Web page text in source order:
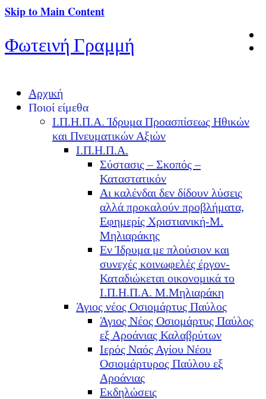
Skip to Main Content
Φωτεινή Γραμμή
Αρχική
Ποιοί είμεθα
Ι.Π.Η.Π.Α. Ίδρυμα Προασπίσεως Ηθικών
και Πνευματικών Αξιών
Ι.Π.Η.Π.Α.
Σύστασις – Σκοπός –
Καταστατικόν
Αι καλένδαι δεν δίδουν λύσεις
αλλά προκαλούν προβλήματα,
Εφημερίς Χριστιανική-Μ.
Μηλιαράκης
Εν Ίδρυμα με πλούσιον και
συνεχές κοινωφελές έργον-
Καταδιώκεται οικονομικά το
Ι.Π.Η.Π.Α. Μ.Μηλιαράκη
Άγιος νέος Οσιομάρτυς Παύλος
Άγιος Νέος Οσιομάρτυς Παύλος
εξ Αροάνιας Καλαβρύτων
Ιερός Ναός Αγίου Νέου
Οσιομάρτυρος Παύλου εξ
Αροάνιας
Εκδηλώσεις